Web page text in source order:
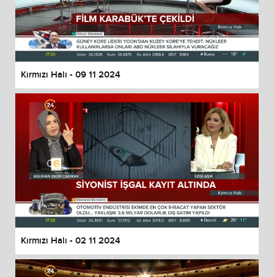
Kırmızı Halı - 09 11 2024
Kırmızı Halı - 02 11 2024